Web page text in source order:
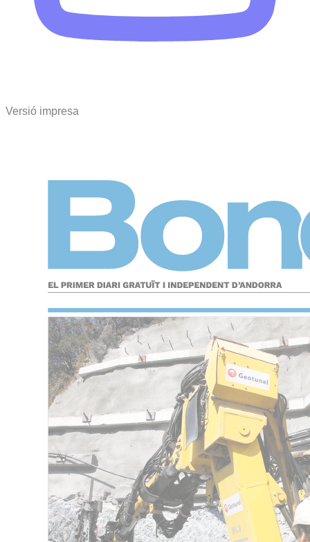
Versió impresa